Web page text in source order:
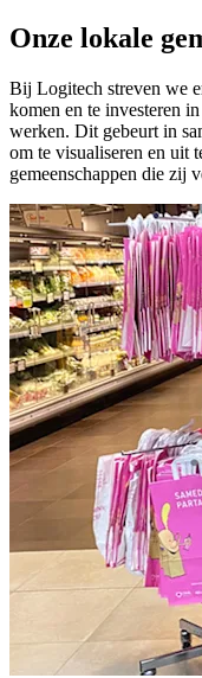
Onze lokale
Bij Logitech streven we
komen en te investeren
werken. Dit gebeurt in
om te visualiseren en uit
gemeenschappen die zij